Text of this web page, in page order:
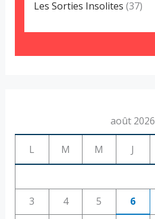
Les Sorties Insolites (37)
août 2026
L M M J
3
4 5 6